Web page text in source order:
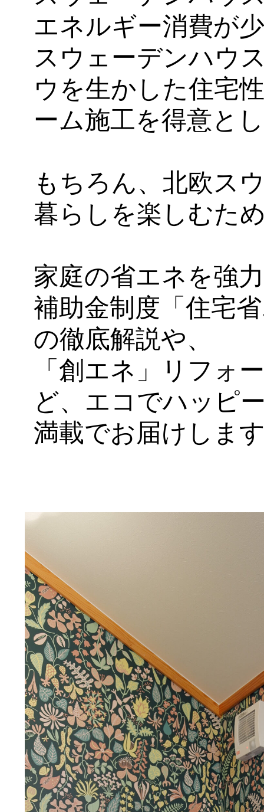
エネルギー消費が
スウェーデンハウ
ウを生かした住宅
ーム施工を得意と
もちろん、北欧ス
暮らしを楽しむた
家庭の省エネを強
補助金制度「住宅
の徹底解説や、
「創エネ」リフォ
ど、エコでハッピ
満載でお届けしま